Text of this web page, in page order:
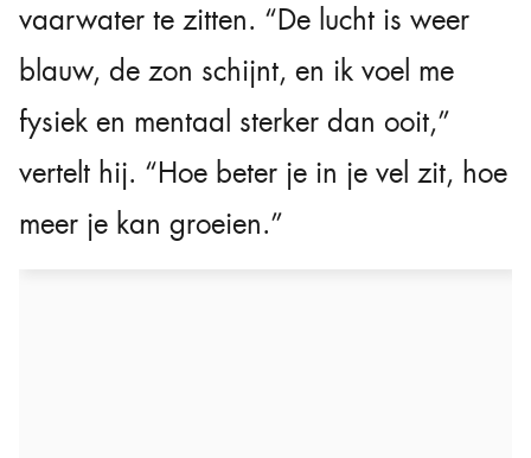
vaarwater te zitten. “De lucht is weer
blauw, de zon schijnt, en ik voel me
fysiek en mentaal sterker dan ooit,”
vertelt hij. “Hoe beter je in je vel zit, hoe
meer je kan groeien.”